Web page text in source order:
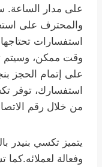
على مدار الساعة.
والمحترف على
استفسارات
وقت ممكن، وسيتم
على إتمام الحجز
استفسارك، توفر
من خلال رقم
يتميز تكسي بنيدر
وفعالة